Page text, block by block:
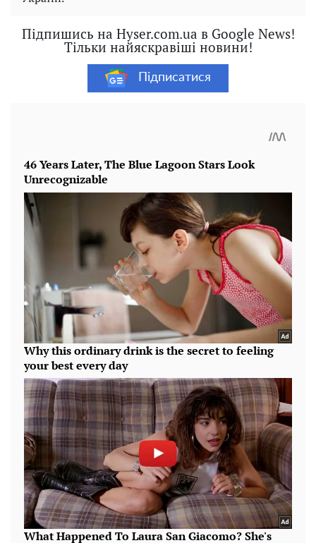
Підпишись на Hyser.com.ua в Google News!
Тільки найяскравіші новини!
Підписатися